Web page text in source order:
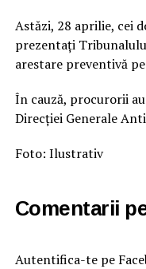
Astăzi, 28 aprilie, cei
prezentați
arestare preventivă
În cauză, procurorii
Direcției Generale
Foto: Ilustrativ
Comentarii
Autentifica-te pe